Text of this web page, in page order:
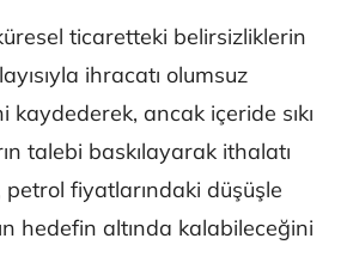
ticaretteki belirsizliklerin
ihracatı olumsuz
kaydederek, ancak içeride sıkı
talebi baskılayarak ithalatı
fiyatlarındaki düşüşle
hedefin altında kalabileceğini